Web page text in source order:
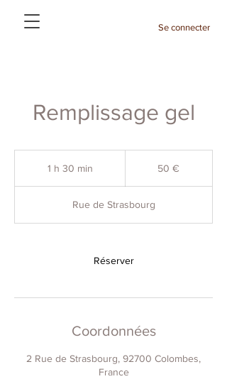
Se connecter
Remplissage gel
1 h 30 min
m
i
50 €
Rue de Strasbourg
Réserver
Coordonnées
2 Rue de Strasbourg, 92700 Colombes,
France